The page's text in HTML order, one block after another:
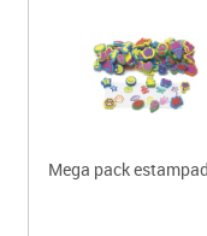
Mega pack